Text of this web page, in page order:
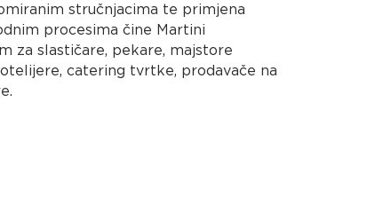
stručnjacima te primjena
procesima čine Martini
za slastičare, pekare, majstore
catering tvrtke, prodavače na